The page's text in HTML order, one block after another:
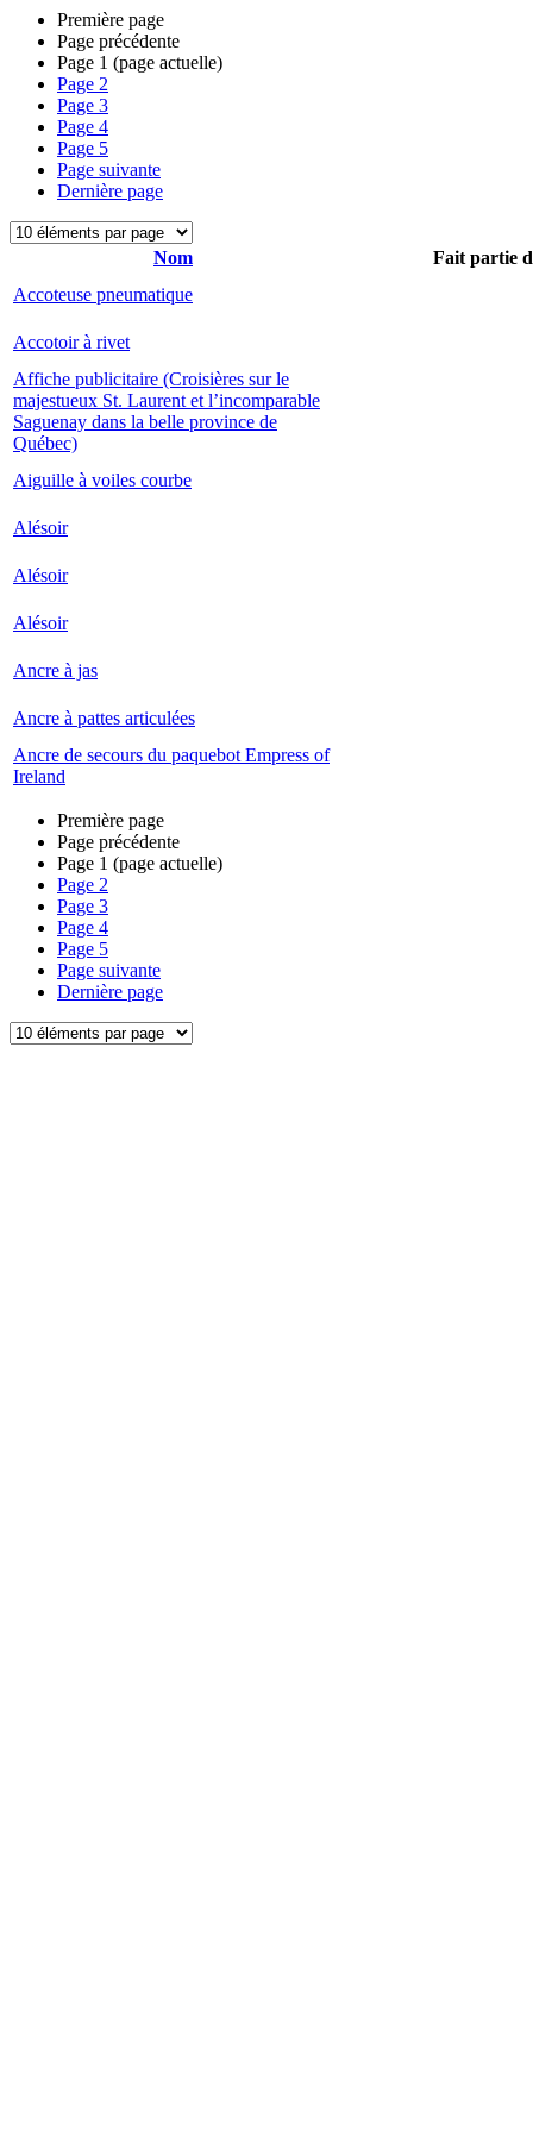
Première page
Page précédente
Page 1 (page actuelle)
Page 2
Page 3
Page 4
Page 5
Page suivante
Dernière page
Nom
Fait partie
Accoteuse pneumatique
Accotoir à rivet
Affiche publicitaire (Croisières sur le
majestueux St. Laurent et l’incomparable
Saguenay dans la belle province de
Québec)
Aiguille à voiles courbe
Alésoir
Alésoir
Alésoir
Ancre à jas
Ancre à pattes articulées
Ancre de secours du paquebot Empress of
Ireland
Première page
Page précédente
Page 1 (page actuelle)
Page 2
Page 3
Page 4
Page 5
Page suivante
Dernière page